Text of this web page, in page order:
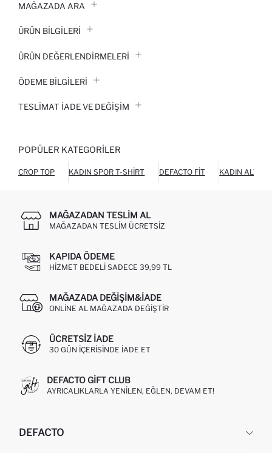
MAĞAZADA ARA
ÜRÜN BILGILERI
ÜRÜN DEĞERLENDİRMELERİ
ÖDEME BİLGİLERİ
TESLIMAT İADE VE DEĞIŞIM
POPÜLER KATEGORILER
CROP TOP KADIN SPOR T-SHIRT DEFACTO FIT KADIN ALT
MAĞAZADAN TESLIM AL
MAĞAZADAN TESLIM ÜCRETSIZ
KAPIDA ÖDEME
HIZMET BEDELI SADECE 39,99 TL
MAĞAZADA DEĞIŞIM&İADE
ONLINE AL MAĞAZADA DEĞIŞTIR
ÜCRETSIZ IADE
30 GÜN IÇERISINDE IADE ET
DEFACTO GIFT CLUB
AYRICALIKLARLA YENILEN, EĞLEN, DEVAM ET!
DEFACTO